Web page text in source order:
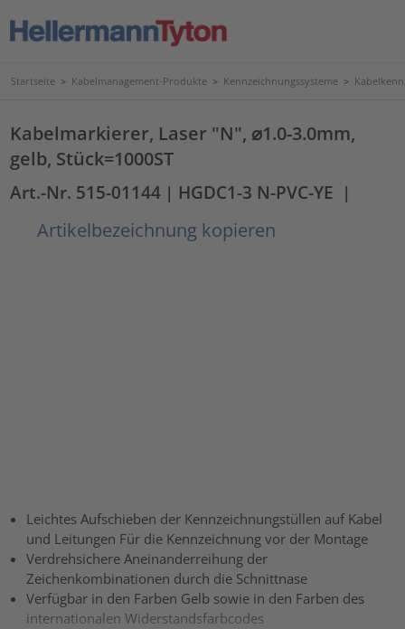
Startseite > Kabelmanagement-Produkte > Kennzeichnungssysteme >
Kabelmarkierer, Laser "N", ⌀1.0-3.0mm,
gelb, Stück=1000ST
Art.-Nr. 515-01144 | HGDC1-3 N-PVC-YE |
Artikelbezeichnung kopieren
Leichtes Aufschieben der Kennzeichnungstüllen auf Kabel
und Leitungen Für die Kennzeichnung vor der Montage
Verdrehsichere Aneinanderreihung der
Zeichenkombinationen durch die Schnittnase
Verfügbar in den Farben Gelb sowie in den Farben des
internationalen Widerstandsfarbcodes